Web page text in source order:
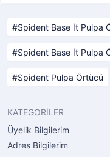
Spident Base İt Pulpa
Spident Base İt Pulpa
Spident Pulpa Örtücü
KATEGORİLER
Üyelik Bilgilerim
Adres Bilgilerim